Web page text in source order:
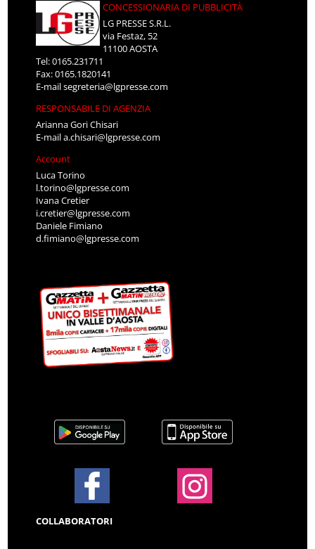
CONCESSIONARIA DI PUBBLICITÀ
LG PRESSE S.R.L.
via Festaz, 52
11100 AOSTA
Tel: 0165.231711
Fax: 0165.1820141
E-mailsegreteria@lgpresse.com
RESPONSABILE DI AGENZIA
Arianna Gori Chisari
E-maila.chisari@lgpresse.com
Account
Luca Torino
l.torino@lgpresse.com
Ivana Cretier
i.cretier@lgpresse.com
Daniele Fimiano
d.fimiano@lgpresse.com
COLLABORATORI